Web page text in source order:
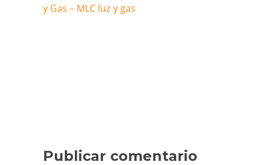
y Gas – MLC luz y gas